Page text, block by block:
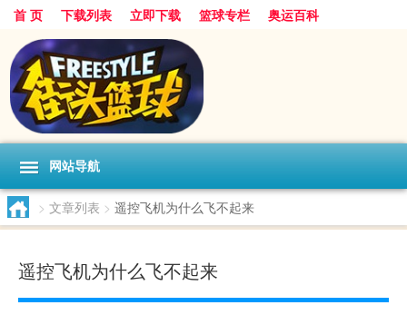
首 页 下载列表 立即下载 篮球专栏 奥运百科
网站导航
> 文章列表 > 遥控飞机为什么飞不起来
遥控飞机为什么飞不起来